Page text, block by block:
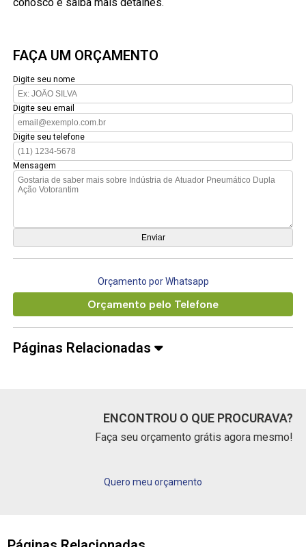
FAÇA UM ORÇAMENTO
Digite seu nome
Digite seu email
Digite seu telefone
Mensagem
Orçamento por Whatsapp
Orçamento pelo Telefone
Páginas Relacionadas
ENCONTROU O QUE PROCURAVA?
Faça seu orçamento grátis agora mesmo!
Quero meu orçamento